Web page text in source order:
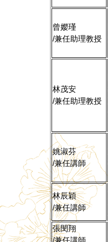
曾孆瑾
/兼任助理教授
林茂安
/兼任助理教授
姚淑芬
/兼任講師
林辰穎
/兼任講師
張閔翔
/兼任講師